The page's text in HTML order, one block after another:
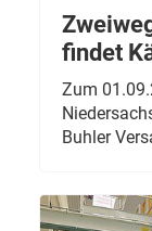
findet
Zum
Buhler